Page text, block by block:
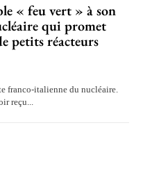
« feu vert » à son
qui promet
petits réacteurs
franco-italienne du nucléaire.
reçu...